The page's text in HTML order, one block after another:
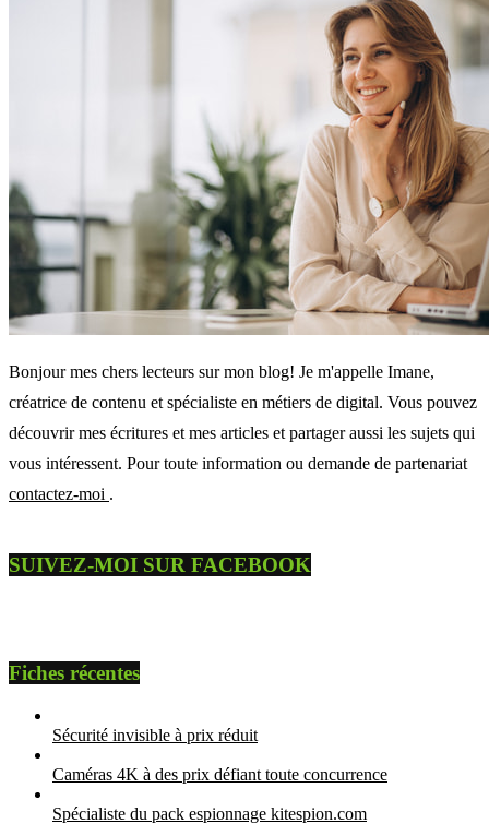
Bonjour mes chers lecteurs sur mon blog! Je m'appelle Imane,
créatrice de contenu et spécialiste en métiers de digital. Vous pouvez
découvrir mes écritures et mes articles et partager aussi les sujets qui
vous intéressent. Pour toute information ou demande de partenariat
contactez-moi .
SUIVEZ-MOI SUR FACEBOOK
Fiches récentes
Sécurité invisible à prix réduit
Caméras 4K à des prix défiant toute concurrence
Spécialiste du pack espionnage kitespion.com